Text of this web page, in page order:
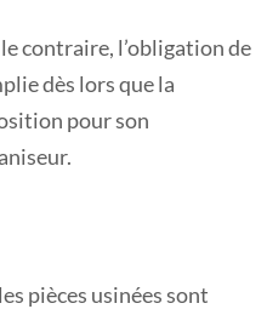
contraire, l’obligation de
dès lors que la
pour son
pièces usinées sont